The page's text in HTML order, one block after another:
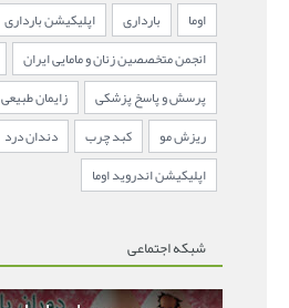
اوما بارداری اپلیکیشن بارداری
انجمن متخصصین زنان و مامایی ایران
پرسش و پاسخ پزشکی
زایمان طبیعی
ریزش مو
کبد چرب
دندان درد
اپلیکیشن اندروید اوما
شبکه اجتماعی